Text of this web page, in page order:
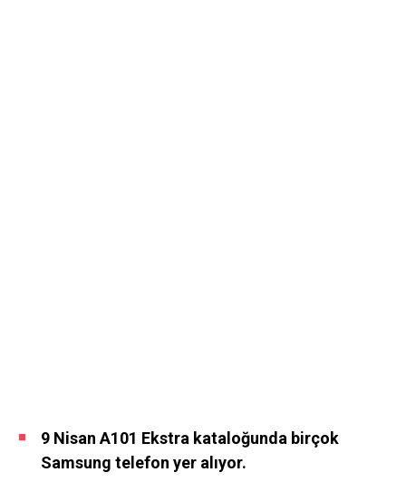
9 Nisan A101 Ekstra kataloğunda birçok
Samsung telefon yer alıyor.